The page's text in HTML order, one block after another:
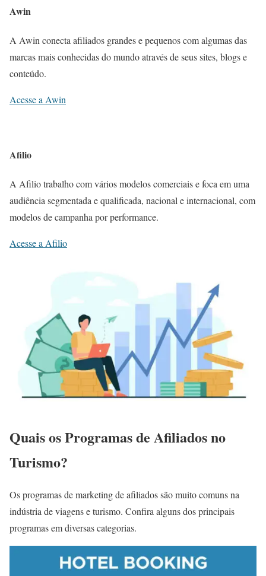
Awin
A Awin conecta afiliados grandes e pequenos ​com algumas das
marcas mais conhecidas do mundo através de seus sites, blogs e
conteúdo.
Acesse a Awin
Afilio
A Afilio trabalho com vários modelos comerciais e foca em uma
audiência segmentada e qualificada, nacional e internacional, com
modelos de campanha por performance.
Acesse a Afilio
Quais os Programas de Afiliados no
Turismo?
Os programas de marketing de afiliados são muito comuns na
indústria de viagens e turismo. Confira alguns dos principais
programas em diversas categorias.